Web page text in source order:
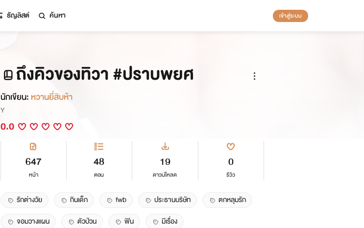
ธัญลิสต์ ค้นหา เข้าสู่ระบบ
ถึงคิวของทิวา #ปราบพยศ
นักเขียน: หวานยี่สิบห้า
Y
0.0
647
หน้า
48
ตอน
19
ดาวน์โหลด
0
รีวิว
รักต่างวัย กินเด็ก fwb ประธานบริษัท
ตกหลุมรัก
จอมวางแผน
ตัวป่วน ฟิน
มีเรื่อง